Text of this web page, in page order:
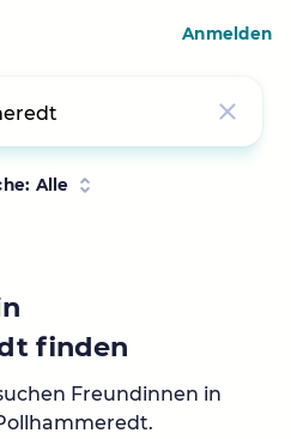
Alle
finden
Freundinnen in
Anmelden